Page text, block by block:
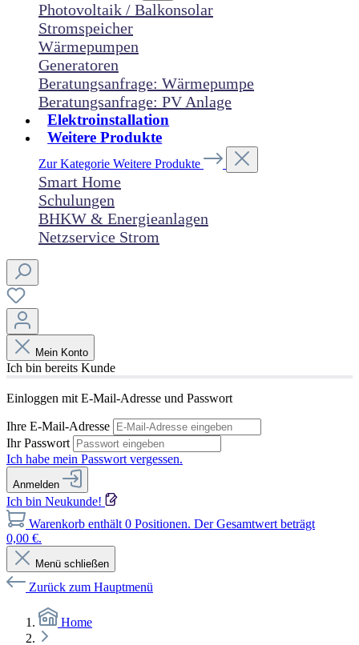
Photovoltaik / Balkonsolar
Stromspeicher
Wärmepumpen
Generatoren
Beratungsanfrage: Wärmepumpe
Beratungsanfrage: PV Anlage
Elektroinstallation
Weitere Produkte
Zur Kategorie Weitere Produkte
Smart Home
Schulungen
BHKW & Energieanlagen
Netzservice Strom
Mein Konto
Ich bin bereits Kunde
Einloggen mit E-Mail-Adresse und Passwort
Ihre E-Mail-Adresse
Ihr Passwort
Ich habe mein Passwort vergessen.
Anmelden
Ich bin Neukunde!
Warenkorb enthält 0 Positionen. Der Gesamtwert beträgt
0,00 €.
Menü schließen
Zurück zum Hauptmenü
Home